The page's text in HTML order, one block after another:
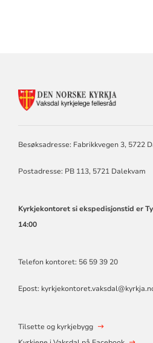
Besøksadresse: Fabrikkvegen 3, 5722
Postadresse: PB 113, 5721 Dalekvam
Kyrkjekontoret si ekspedisjonstid er
14:00
Telefon kontoret: 56 59 39 20
Epost:
Tilsette og kyrkjebygg